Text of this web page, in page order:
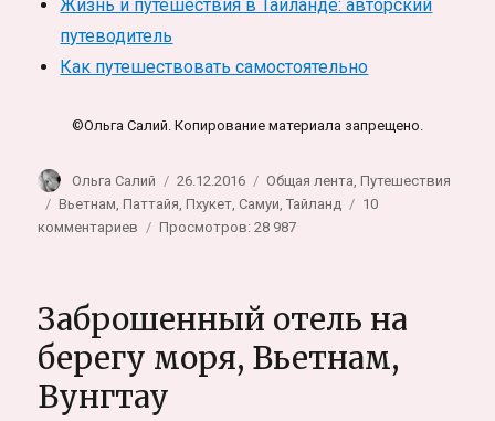
Жизнь и путешествия в Таиланде: авторский
путеводитель
Как путешествовать самостоятельно
©Ольга Салий. Копирование материала запрещено.
Автор
Ольга Салий Опубликовано
26.12.2016 Рубрики
Общая лента ,Путешествия
Метки
Вьетнам ,Паттайя ,Пхукет ,Самуи ,Тайланд
10
комментариев
байке
Тайланде,
что
делать
Просмотров: 28 987
Заброшенный отель на
берегу моря, Вьетнам,
Вунгтау